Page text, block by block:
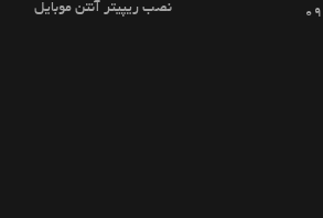
نصب ریپیتر آنتن موبایل